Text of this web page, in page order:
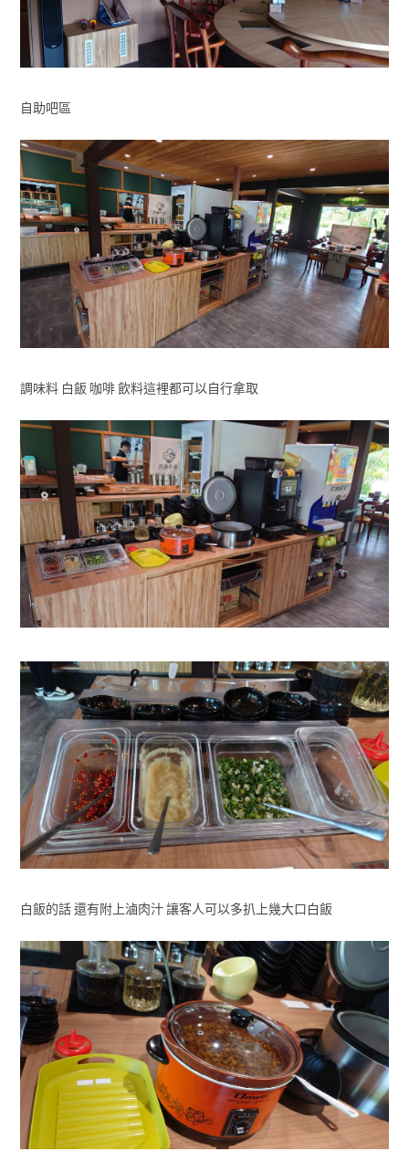
自助吧區
調味料 白飯 咖啡 飲料這裡都可以自行拿取
白飯的話 還有附上滷肉汁 讓客人可以多扒上幾大口白飯